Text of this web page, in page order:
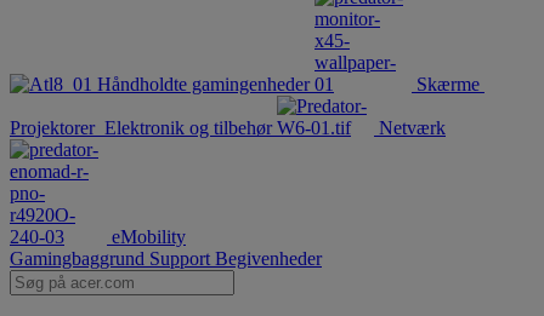
Håndholdte gamingenheder Skærme
Projektorer Elektronik og tilbehør Netværk
eMobility
Gamingbaggrund Support Begivenheder